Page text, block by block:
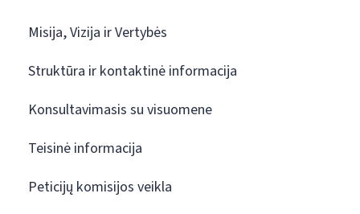
Misija, Vizija ir Vertybės
Struktūra ir kontaktinė informacija
Konsultavimasis su visuomene
Teisinė informacija
Peticijų komisijos veikla